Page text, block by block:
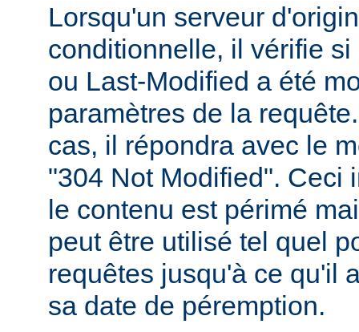
Lorsqu'un serveur
conditionnelle, il vérifie
ou Last-Modified a été
paramètres de la
cas, il répondra avec le
"304 Not Modified". Ceci
le contenu est périmé
peut être utilisé tel quel
requêtes jusqu'à ce qu'il
sa date de péremption.